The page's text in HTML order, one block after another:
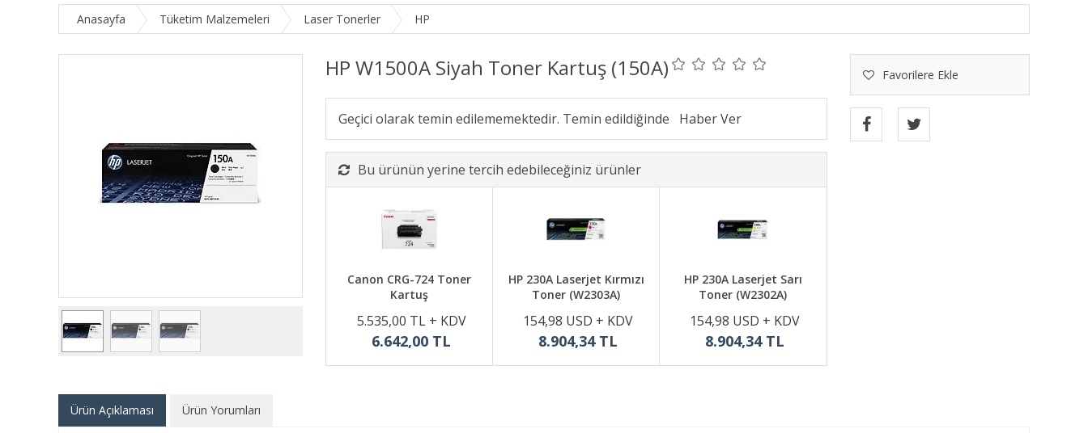
Anasayfa Tüketim Malzemeleri Laser Tonerler HP
HP W1500A Siyah Toner Kartuş (150A) Favorilere Ekle
Geçici olarak temin edilememektedir. Temin edildiğinde
Bu ürünün yerine tercih edebileceğiniz ürünler
Canon CRG-724 Toner
Kartuş
5.535,00 TL + KDV
6.642,00 TL
HP 230A Laserjet Kırmızı
Toner (W2303A)
154,98 USD + KDV
8.904,34 TL
HP 230A Laserjet Sarı
Toner (W2302A)
154,98 USD + KDV
8.904,34 TL
Ürün Açıklaması Ürün Yorumları